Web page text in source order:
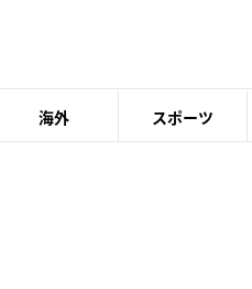
海外 スポーツ